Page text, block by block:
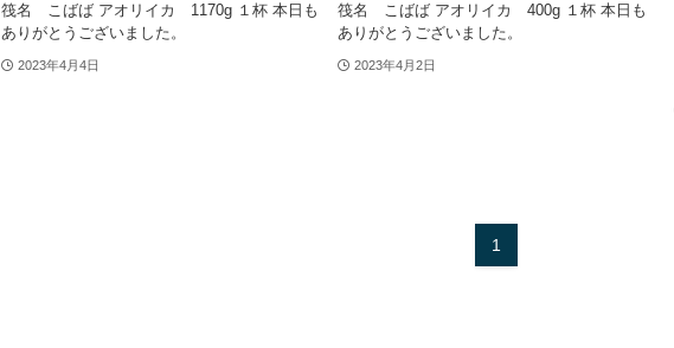
筏名 こばば アオリイカ 1170g １杯 本日も
ありがとうございました。
2023年4月4日
筏名 こばば アオリイカ 400g １杯 本日も
ありがとうございました。
2023年4月2日
1